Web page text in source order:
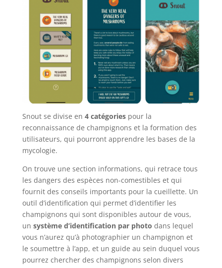
Snout se divise en 4 catégoriespour la
reconnaissance de champignons et la formation des
utilisateurs, qui pourront apprendre les bases de la
mycologie.
On trouve une section informations, qui retrace tous
les dangers des espèces non-comestibles et qui
fournit des conseils importants pour la cueillette. Un
outil d’identification qui permet d’identifier les
champignons qui sont disponibles autour de vous,
un système d’identification par photo dans lequel
vous n’aurez qu’à photographier un champignon et
le soumettre à l’app, et un guide au sein duquel vous
pourrez chercher des champignons selon divers